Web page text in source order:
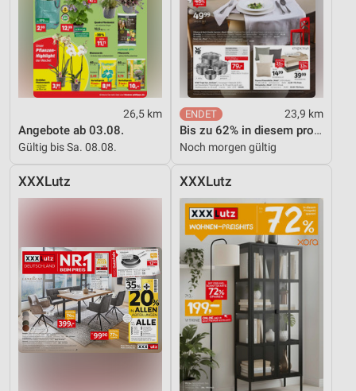
26,5 km
Angebote ab 03.08.
Gültig bis Sa. 08.08.
23,9 km
Bis zu 62% in diesem prospekt
Noch morgen gültig
XXXLutz XXXLutz